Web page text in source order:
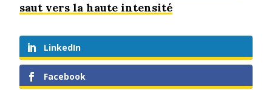
saut vers la haute intensité
LinkedIn
Facebook